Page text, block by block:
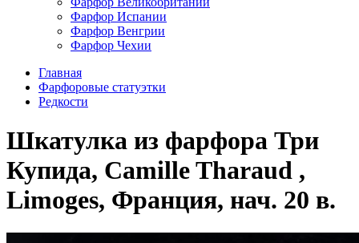
Фарфор Испании
Фарфор Венгрии
Фарфор Чехии
Главная
Фарфоровые статуэтки
Редкости
Шкатулка из фарфора Три
Купида, Camille Tharaud ,
Limoges, Франция, нач. 20 в.